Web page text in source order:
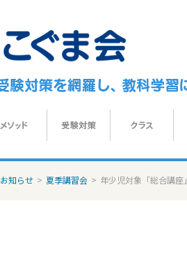
お知らせ > 夏季講習会 > 年少児対象「総合講座」